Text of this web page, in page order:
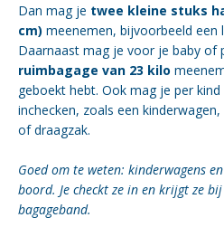
Dan mag je twee kleine stuks
cm) meenemen, bijvoorbeeld een
Daarnaast mag je voor je baby of
ruimbagage van 23 kilo
geboekt hebt. Ook mag je per kind
inchecken, zoals een
of draagzak.
Goed om te weten: kinderwagens
boord. Je checkt ze in en krijgt ze
bagageband.